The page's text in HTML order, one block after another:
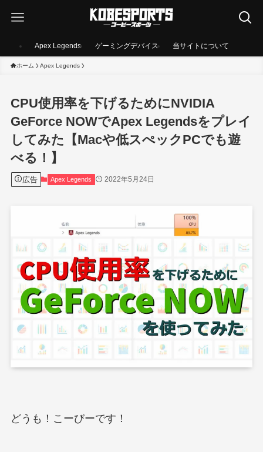
Apex Legends ゲーミングデバイス 当サイトについて
ホーム Apex Legends
CPU使用率を下げるためにNVIDIA
GeForce NOWでApex Legendsをプレイ
してみた【Macや低スぺックPCでも遊
べる！】
広告 Apex Legends 2022年5月24日
どうも！こーびーです！